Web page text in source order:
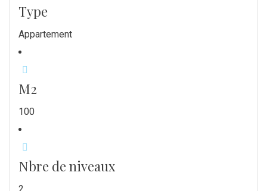
Type
Appartement
M2
100
Nbre de niveaux
2